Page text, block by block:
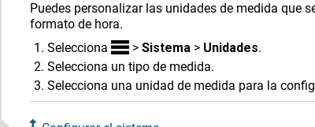
Puedes personalizar las unidades de medida que
formato de hora.
Selecciona
>Sistema > Unidades.
Selecciona un tipo de medida.
Selecciona una unidad de medida para la